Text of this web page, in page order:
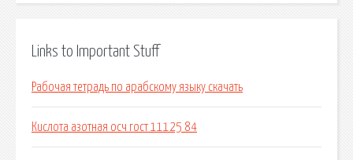
Links to Important Stuff
Рабочая тетрадь по арабскому языку скачать
Кислота азотная осч гост 11125 84